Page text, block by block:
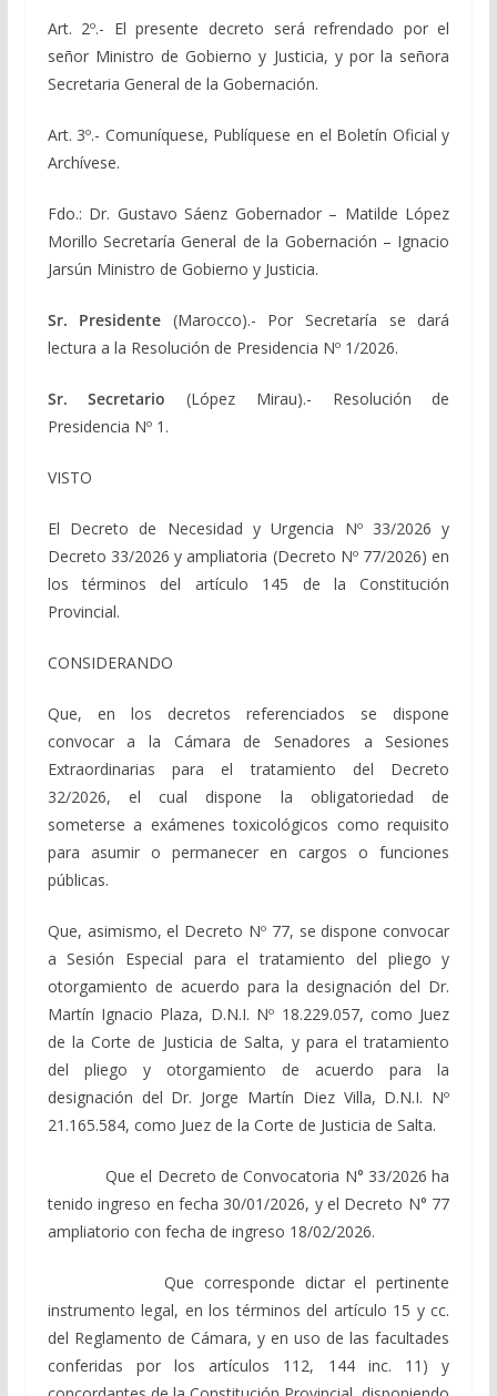
Art. 2º.- El presente decreto será refrendado por el
señor Ministro de Gobierno y Justicia, y por la señora
Secretaria General de la Gobernación.
Art. 3º.- Comuníquese, Publíquese en el Boletín Oficial y
Archívese.
Fdo.: Dr. Gustavo Sáenz Gobernador – Matilde López
Morillo Secretaría General de la Gobernación – Ignacio
Jarsún Ministro de Gobierno y Justicia.
Sr. Presidente (Marocco).- Por Secretaría se dará
lectura a la Resolución de Presidencia Nº 1/2026.
Sr. Secretario (López Mirau).- Resolución de
Presidencia Nº 1.
VISTO
El Decreto de Necesidad y Urgencia Nº 33/2026 y
Decreto 33/2026 y ampliatoria (Decreto Nº 77/2026) en
los términos del artículo 145 de la Constitución
Provincial.
CONSIDERANDO
Que, en los decretos referenciados se dispone
convocar a la Cámara de Senadores a Sesiones
Extraordinarias para el tratamiento del Decreto
32/2026, el cual dispone la obligatoriedad de
someterse a exámenes toxicológicos como requisito
para asumir o permanecer en cargos o funciones
públicas.
Que, asimismo, el Decreto Nº 77, se dispone convocar
a Sesión Especial para el tratamiento del pliego y
otorgamiento de acuerdo para la designación del Dr.
Martín Ignacio Plaza, D.N.I. Nº 18.229.057, como Juez
de la Corte de Justicia de Salta, y para el tratamiento
del pliego y otorgamiento de acuerdo para la
designación del Dr. Jorge Martín Diez Villa, D.N.I. Nº
21.165.584, como Juez de la Corte de Justicia de Salta.
Que el Decreto de Convocatoria N° 33/2026 ha
tenido ingreso en fecha 30/01/2026, y el Decreto N° 77
ampliatorio con fecha de ingreso 18/02/2026.
Que corresponde dictar el pertinente
instrumento legal, en los términos del artículo 15 y cc.
del Reglamento de Cámara, y en uso de las facultades
conferidas por los artículos 112, 144 inc. 11) y